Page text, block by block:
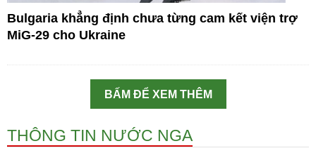
Bulgaria khẳng định chưa từng cam kết viện trợ
MiG-29 cho Ukraine
BẤM ĐỂ XEM THÊM
THÔNG TIN NƯỚC NGA